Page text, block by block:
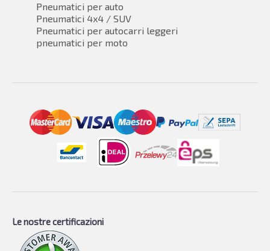
Pneumatici per auto
Pneumatici 4x4 / SUV
Pneumatici per autocarri leggeri
pneumatici per moto
Le nostre certificazioni